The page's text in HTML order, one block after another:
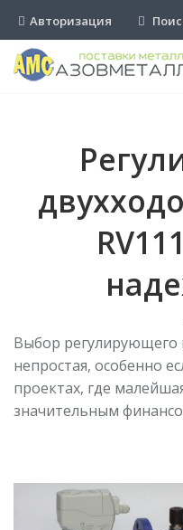
Авторизация
Выбор регулирующего
непростая, особенно
проектах, где
значительным